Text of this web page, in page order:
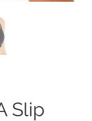
Slip